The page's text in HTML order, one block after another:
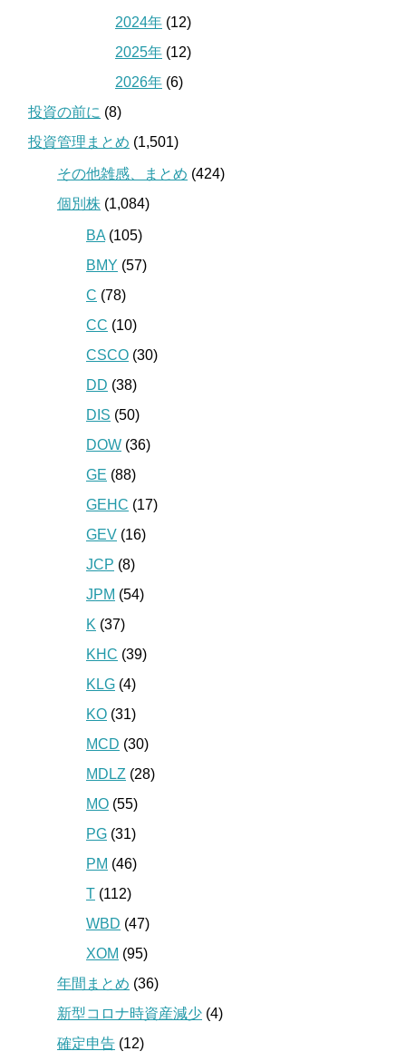
2024年 (12)
2025年 (12)
2026年 (6)
投資の前に (8)
投資管理まとめ (1,501)
その他雑感、まとめ (424)
個別株 (1,084)
BA (105)
BMY (57)
C (78)
CC (10)
CSCO (30)
DD (38)
DIS (50)
DOW (36)
GE (88)
GEHC (17)
GEV (16)
JCP (8)
JPM (54)
K (37)
KHC (39)
KLG (4)
KO (31)
MCD (30)
MDLZ (28)
MO (55)
PG (31)
PM (46)
T (112)
WBD (47)
XOM (95)
年間まとめ (36)
新型コロナ時資産減少 (4)
確定申告 (12)